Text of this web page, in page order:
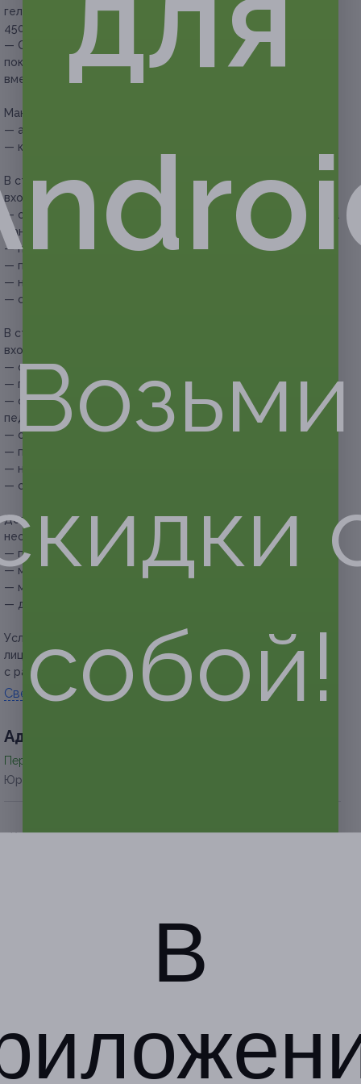
гель-лаком и снятием гель-лака (3150 руб. вместо
4500 руб.)
— Скидка 32% на маникюр и педикюр с выравниванием,
покрытием гель-лаком и снятием гель-лака (4930 руб.
вместо 7250 руб.)
Маникюр и педикюр на выбор:
— аппаратный;
— комбинированный.
В стоимость купона на маникюр с покрытием гель-лаком
входит:
— обработка кутикулы (в зависимости от выбранного типа
маникюра);
— придание формы ногтям;
— покрытие ногтей гель-лаком;
— нанесение масла для кутикулы;
— снятие.
В стоимость купона на педикюр с покрытием гель-лаком
входит:
— обработка ногтей и ногтевой пластины;
— придание формы ногтям;
— обработка кутикулы (в зависимости от выбранного типа
педикюра);
— обработка стоп;
— покрытие ногтей гель-лаком;
— нанесение масла для кутикулы;
— снятие.
Дополнительные услуги, которые можно приобрести при
необходимости:
— покрытие Luxio — 500 руб.;
— массаж свеча — 350 руб.;
— массаж рук — 250 руб.;
— дизайн (1 ноготь) — 150 руб.
Услуга предоставляется только совершеннолетним
лицам. Несовершеннолетним услуга предоставляется
с разрешения родителей.
Свернуть
Адресa
Перейти на сайт партнера
Юридическая информация о партнёре
Комсомольская
Возьми
собой!
В